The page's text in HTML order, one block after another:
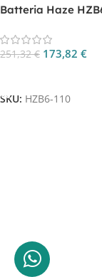
Batteria Haze
251,32€ 173,82 €
SKU: HZB6-110